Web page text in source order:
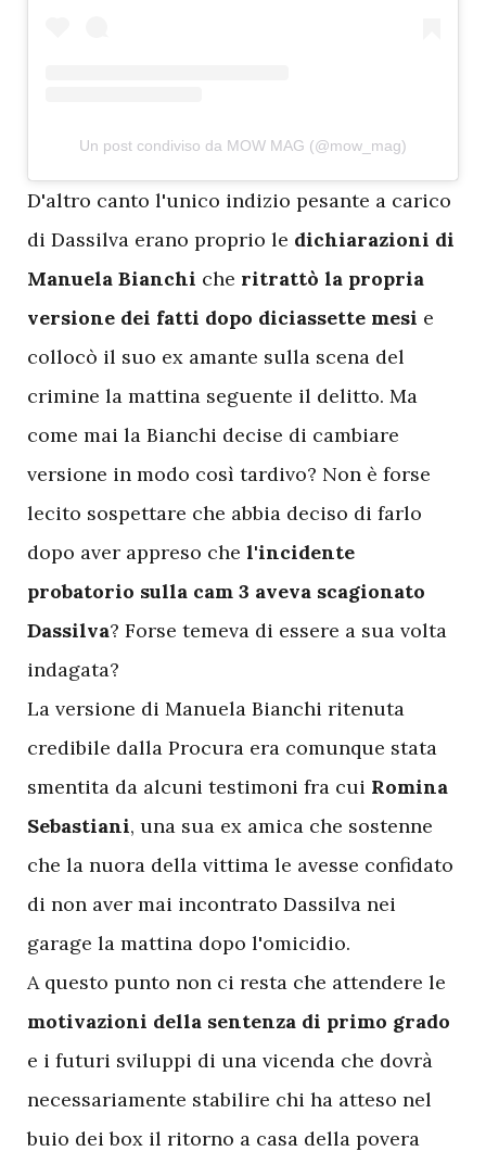
Un post condiviso da MOW MAG (@mow_mag)
D'altro canto l'unico indizio pesante a carico
di Dassilva erano proprio le dichiarazioni di
Manuela Bianchi che ritrattò la propria
versione dei fatti dopo diciassette mesi e
collocò il suo ex amante sulla scena del
crimine la mattina seguente il delitto. Ma
come mai la Bianchi decise di cambiare
versione in modo così tardivo? Non è forse
lecito sospettare che abbia deciso di farlo
dopo aver appreso che l'incidente
probatorio sulla cam 3 aveva scagionato
Dassilva? Forse temeva di essere a sua volta
indagata?
La versione di Manuela Bianchi ritenuta
credibile dalla Procura era comunque stata
smentita da alcuni testimoni fra cui Romina
Sebastiani, una sua ex amica che sostenne
che la nuora della vittima le avesse confidato
di non aver mai incontrato Dassilva nei
garage la mattina dopo l'omicidio.
A questo punto non ci resta che attendere le
motivazioni della sentenza di primo grado
e i futuri sviluppi di una vicenda che dovrà
necessariamente stabilire chi ha atteso nel
buio dei box il ritorno a casa della povera